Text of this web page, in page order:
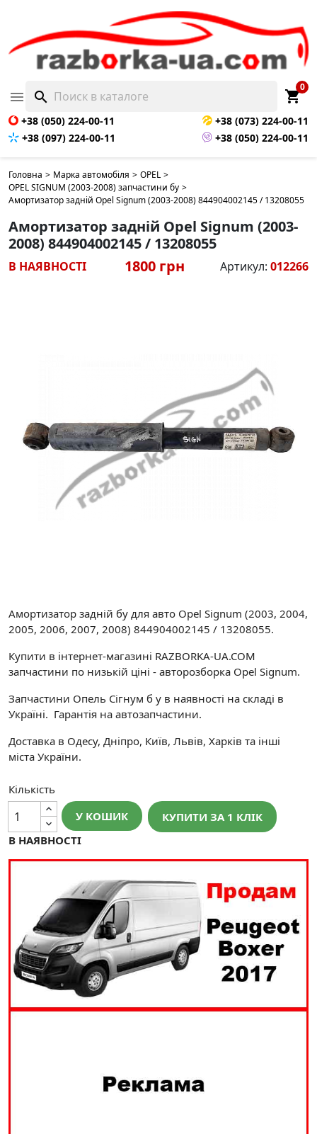
 search shopping_cart
0
+38 (050) 224-00-11
+38 (073) 224-00-11
+38 (097) 224-00-11
+38 (050) 224-00-11
Головна > Марка автомобіля > OPEL >
OPEL SIGNUM (2003-2008) запчастини бу >
Амортизатор задній Opel Signum (2003-2008) 844904002145 / 13208055
Амортизатор задній Opel Signum (2003-
2008) 844904002145 / 13208055
В НАЯВНОСТІ 1800 грн Артикул: 012266
Амортизатор задній бу для авто Opel Signum (2003, 2004,
2005, 2006, 2007, 2008) 844904002145 / 13208055.
Купити в інтернет-магазині RAZBORKA-UA.COM
запчастини по низькій ціні - авторозборка Opel Signum.
Запчастини Опель Сігнум б у в наявності на складі в
Україні. Гарантія на автозапчастини.
Доставка в Одесу, Дніпро, Київ, Львів, Харків та інші
міста України.
Кількість
У КОШИК
КУПИТИ ЗА 1 КЛIК
В НАЯВНОСТІ